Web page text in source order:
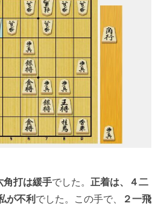
角打は緩手でした。 正着は、４二
が不利 でした。この手で、
２一飛